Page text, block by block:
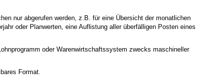
nur abgerufen werden, z.B. für eine Übersicht der monatlichen
oder Planwerten, eine Auflistung aller überfälligen Posten eines
oder Warenwirtschaftssystem zwecks maschineller
Format.